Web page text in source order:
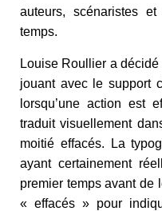
auteurs, scénaristes
temps.
Louise Roullier a
jouant avec le support
lorsqu’une action est
traduit visuellement
moitié effacés. La
ayant certainement
premier temps avant de
« effacés » pour